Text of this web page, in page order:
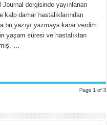
dergisinde yayınlanan
kalp damar hastalıklarından
bu yazıyı yazmaya karar verdim.
yaşam süresi ve hastalıktan
…
Page 1 of 3